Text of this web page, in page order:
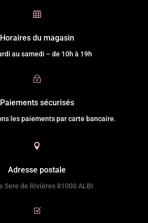

Horaires du magasin
au samedi – de 10h à 19h
~
Paiements sécurisés
les paiements par carte bancaire.

Adresse postale
Sere de Rivières 81000 ALBI
Z